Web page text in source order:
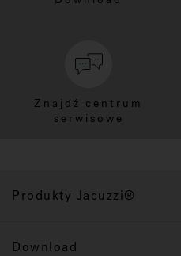
Znajdź centrum
serwisowe
Produkty Jacuzzi®
Download